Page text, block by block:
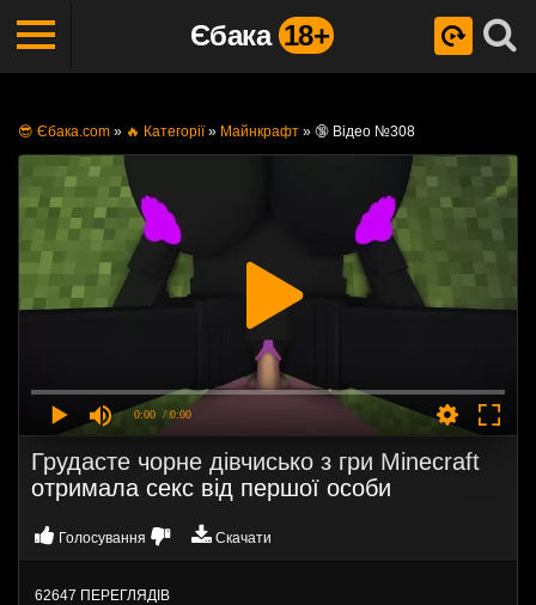
Єбака 18+
😎 Єбака.com » 🔥 Категорії» Майнкрафт » 🔞 Відео №308
0:00 / 0:00
Грудасте чорне дівчисько з гри Minecraft
отримала секс від першої особи
Голосування Скачати
62647 ПЕРЕГЛЯДІВ